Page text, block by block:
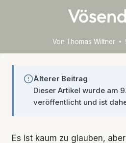
Von Thomas Wiltner
Älterer Beitrag
Dieser Artikel wurde am
veröffentlicht und ist
Es ist kaum zu glauben,